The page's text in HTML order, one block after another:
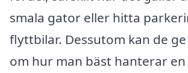
smala gator eller hitta
flyttbilar. Dessutom kan de
om hur man bäst hanterar